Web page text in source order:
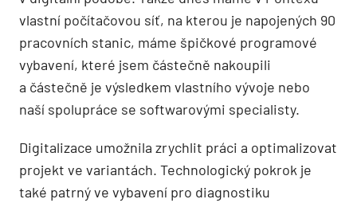
vlastní počítačovou síť, na kterou je napojených 90
pracovních stanic, máme špičkové programové
vybavení, které jsem částečně nakoupili
a částečně je výsledkem vlastního vývoje nebo
naší spolupráce se softwarovými specialisty.
Digitalizace umožnila zrychlit práci a optimalizovat
projekt ve variantách. Technologický pokrok je
také patrný ve vybavení pro diagnostiku